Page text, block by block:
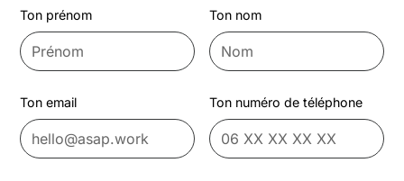
Ton prénom Ton nom
Ton email Ton numéro de téléphone